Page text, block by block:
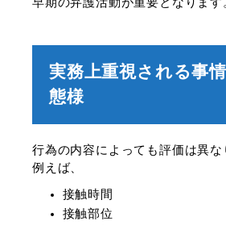
実務上重視される事
態様
行為の内容によっても評価は異な
例えば、
接触時間
接触部位